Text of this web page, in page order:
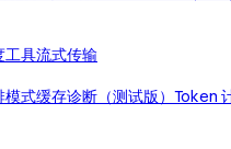
工具流式传输
模式缓存诊断（测试版） Token